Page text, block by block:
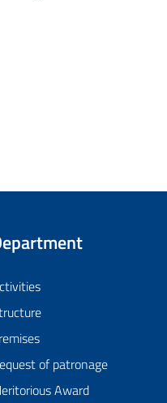
of patronage
Award